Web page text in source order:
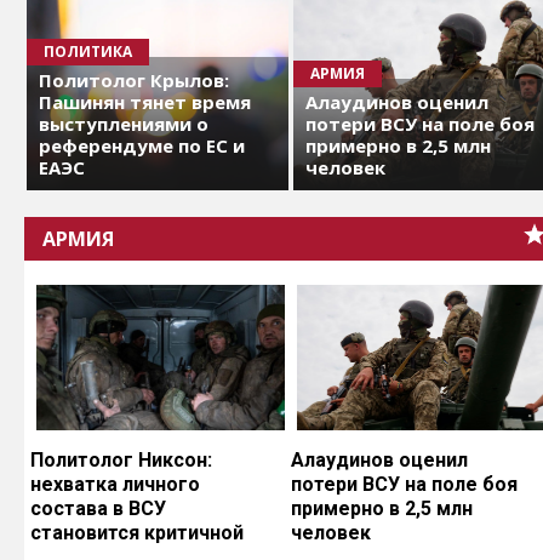
ПОЛИТИКА
Политолог Крылов:
Пашинян тянет время
выступлениями о
референдуме по ЕС и
ЕАЭС
АРМИЯ
Алаудинов оценил
потери ВСУ на поле боя
примерно в 2,5 млн
человек
АРМИЯ
Политолог Никсон:
нехватка личного
состава в ВСУ
становится критичной
Алаудинов оценил
потери ВСУ на поле боя
примерно в 2,5 млн
человек